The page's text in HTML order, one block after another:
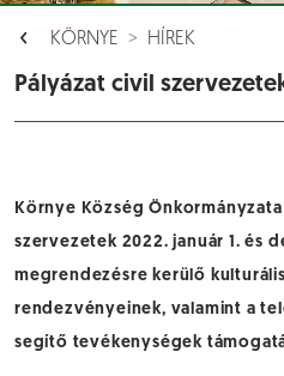
KÖRNYE HÍREK
Pályázat civil
Környe Község
szervezetek 2022. január 1. és
megrendezésre kerülő
rendezvényeinek, valamint a
segítő tevékenységek